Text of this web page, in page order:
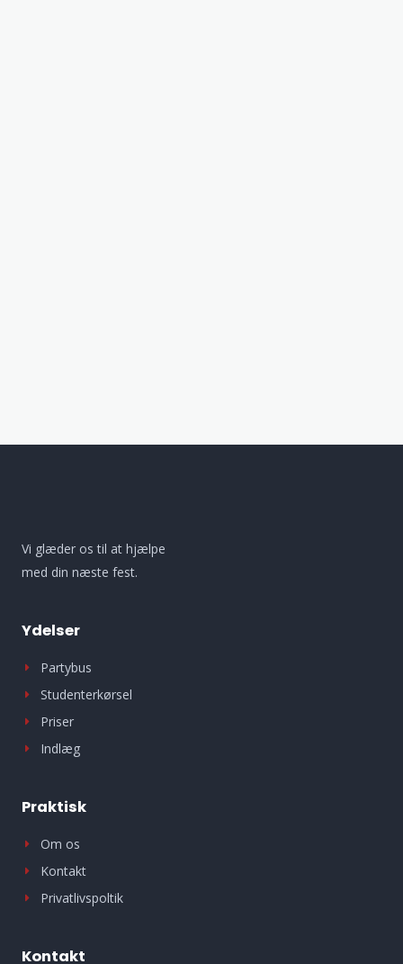
Vi glæder os til at hjælpe
med din næste fest.
Ydelser
Partybus
Studenterkørsel
Priser
Indlæg
Praktisk
Om os
Kontakt
Privatlivspoltik
Kontakt